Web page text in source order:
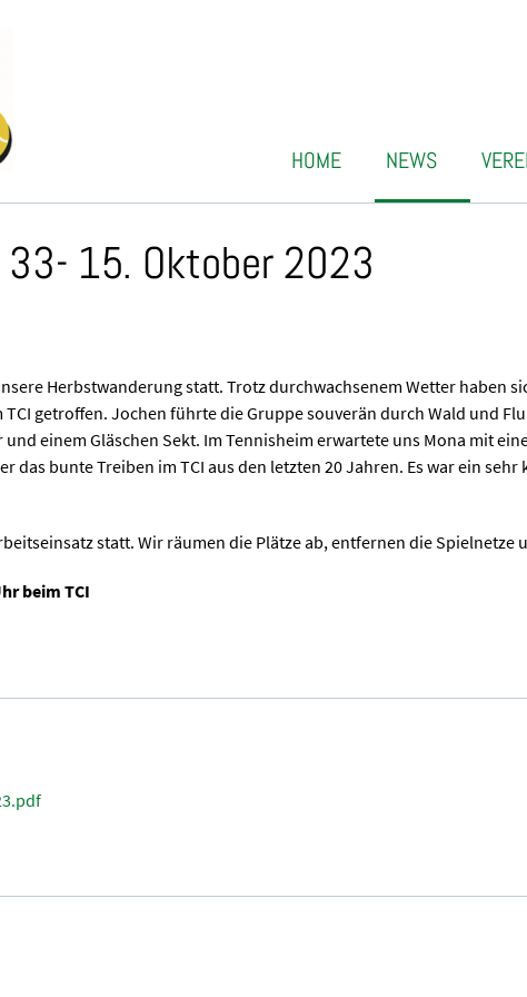
HOME NEWS
15. Oktober 2023
Herbstwanderung statt. Trotz durchwachsenem Wetter haben
getroffen. Jochen führte die Gruppe souverän durch Wald und
und einem Gläschen Sekt. Im Tennisheim erwartete uns Mona mit
das bunte Treiben im TCI aus den letzten 20 Jahren. Es war ein
statt. Wir räumen die Plätze ab, entfernen die
beim TCI